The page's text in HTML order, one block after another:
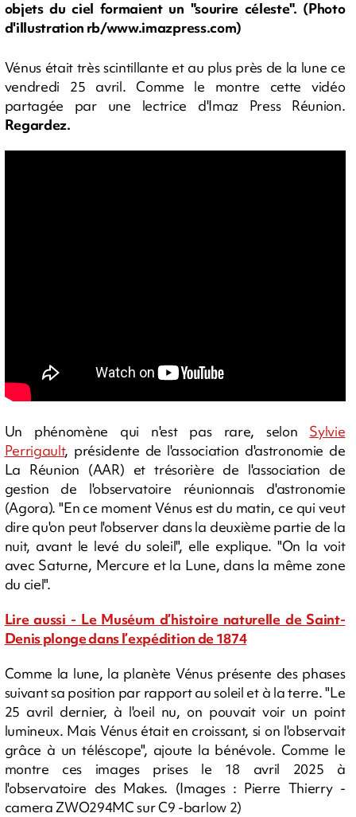
objets du ciel formaient un "sourire céleste". (Photo
d'illustration rb/www.imazpress.com)
Vénus était très scintillante et au plus près de la lune ce
vendredi 25 avril. Comme le montre cette vidéo
partagée par une lectrice d'Imaz Press Réunion.
Regardez.
Un phénomène qui n'est pas rare, selon Sylvie
Perrigault, présidente de l'association d'astronomie de
La Réunion (AAR) et trésorière de l'association de
gestion de l'observatoire réunionnais d'astronomie
(Agora). "En ce moment Vénus est du matin, ce qui veut
dire qu'on peut l'observer dans la deuxième partie de la
nuit, avant le levé du soleil", elle explique. "On la voit
avec Saturne, Mercure et la Lune, dans la même zone
du ciel".
Lire aussi - Le Muséum d’histoire naturelle de Saint-
Denis plonge dans l’expédition de 1874
Comme la lune, la planète Vénus présente des phases
suivant sa position par rapport au soleil et à la terre. "Le
25 avril dernier, à l'oeil nu, on pouvait voir un point
lumineux. Mais Vénus était en croissant, si on l'observait
grâce à un téléscope", ajoute la bénévole. Comme le
montre ces images prises le 18 avril 2025 à
l'observatoire des Makes. (Images : Pierre Thierry -
camera ZWO294MC sur C9 -barlow 2)